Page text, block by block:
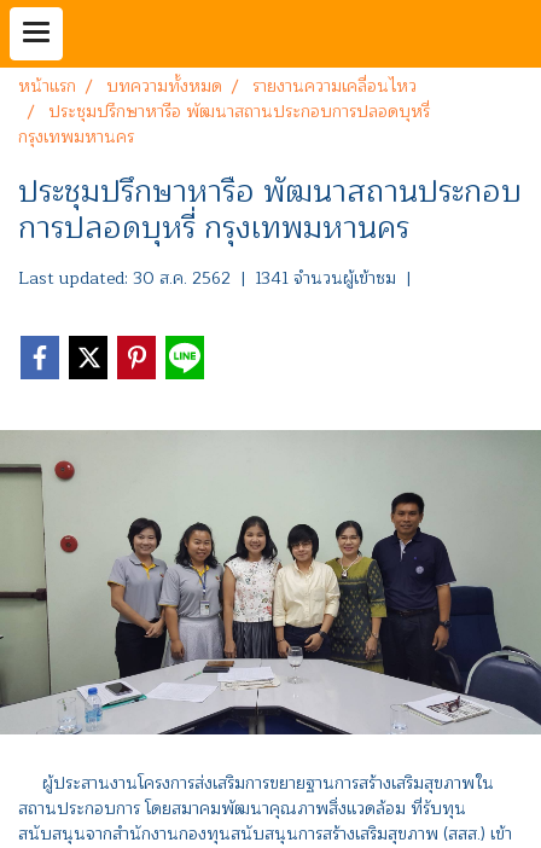
หน้าแรก บทความทั้งหมด
รายงานความเคลื่อนไหว
ประชุมปรึกษาหารือ พัฒนาสถานประกอบการปลอดบุหรี่
กรุงเทพมหานคร
ประชุมปรึกษาหารือ พัฒนาสถานประกอบ
การปลอดบุหรี่ กรุงเทพมหานคร
Last updated: 30 ส.ค. 2562 | 1341 จำนวนผู้เข้าชม |
ผู้ประสานงานโครงการส่งเสริมการขยายฐานการสร้างเสริมสุขภาพใน
สถานประกอบการ โดยสมาคมพัฒนาคุณภาพสิ่งแวดล้อม ที่รับทุน
สนับสนุนจากสำนักงานกองทุนสนับสนุนการสร้างเสริมสุขภาพ (สสส.) เข้า